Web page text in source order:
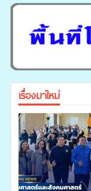
เรื่องมาใหม่